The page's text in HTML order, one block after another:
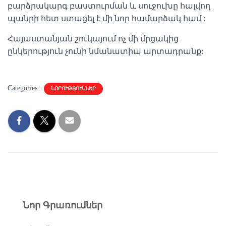
բարձրակարգ բաստուրման և սուջուխը հալվող
պանրի հետ ստացել է մի նոր համարձակ համ :
Հայաստանյան շուկայում ոչ մի մրցակից
ընկերություն չունի նմանատիպ արտադրանք:
Categories: ՆՈՐՈՒԹՅՈՒՆՆԵՐ
Նոր Գրառումներ